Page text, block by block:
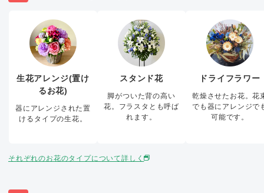
生花アレンジ(置け
るお花)
器にアレンジされた置
けるタイプの生花。
スタンド花
脚がついた背の高い
花。フラスタとも呼ば
れます。
ドライフラワー
乾燥させたお花。花
でも器にアレンジで
可能です。
それぞれのお花のタイプについて詳しく